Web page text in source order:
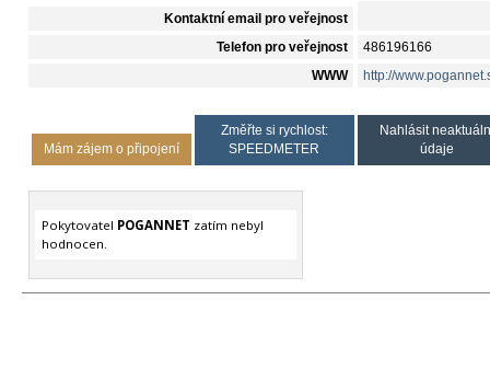
Kontaktní email pro veřejnost
Telefon pro veřejnost 486196166
WWW http://
Mám zájem o připojení
Změřte si rychlost:
SPEEDMETER
Nahlásit
údaje
Pokytovatel POGANNET zatím nebyl
hodnocen.